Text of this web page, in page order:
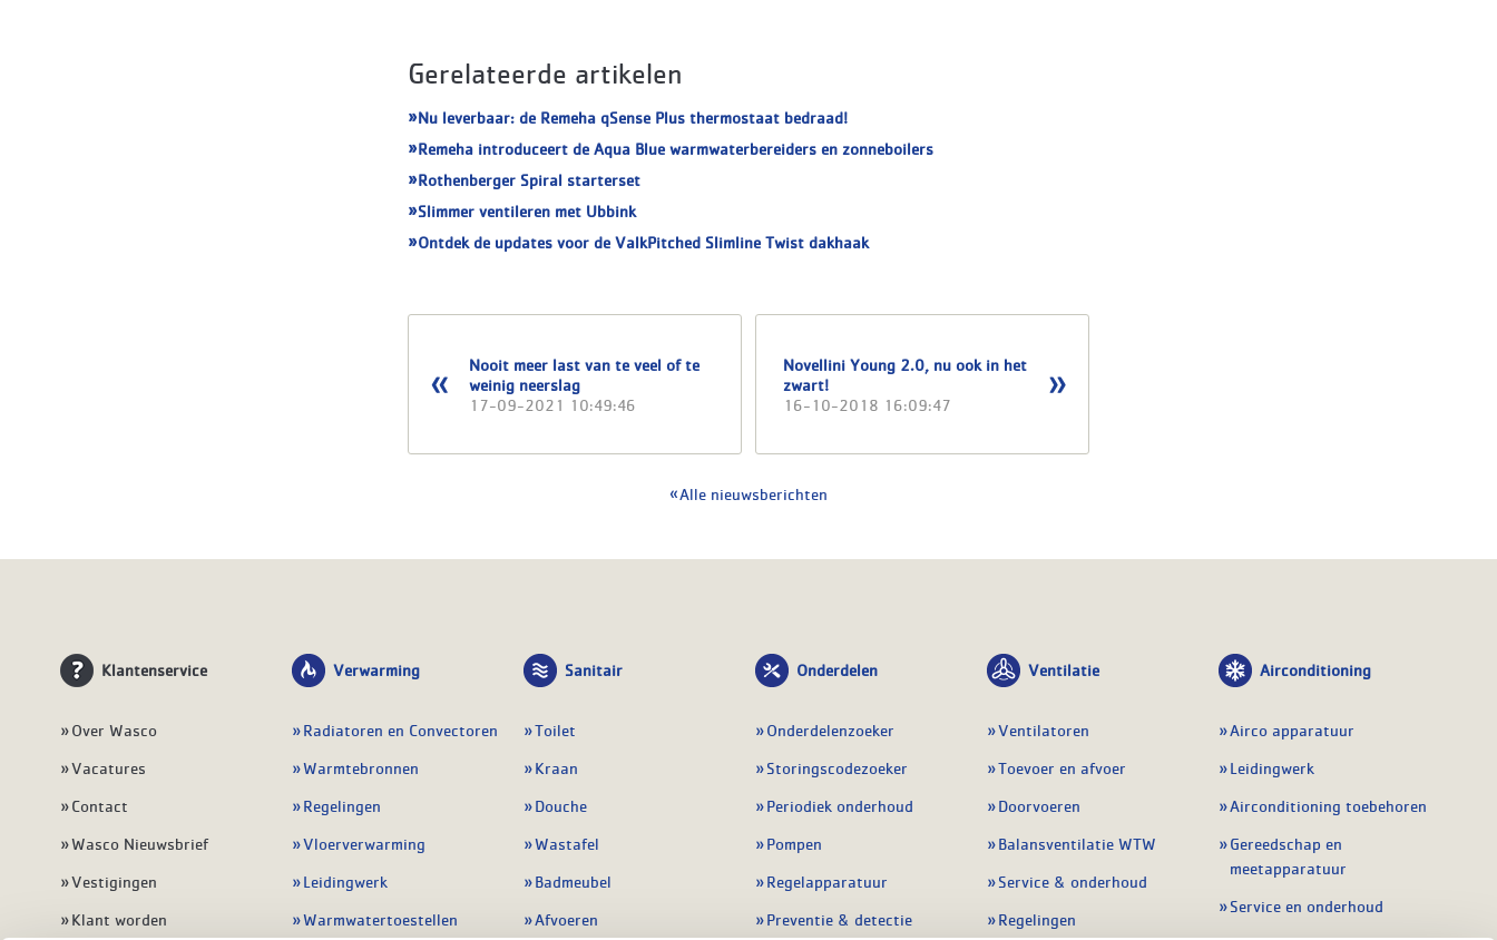
Gerelateerde artikelen
Nu leverbaar: de Remeha qSense Plus thermostaat bedraad!
Remeha introduceert de Aqua Blue warmwaterbereiders en zonneboilers
Rothenberger Spiral starterset
Slimmer ventileren met Ubbink
Ontdek de updates voor de ValkPitched Slimline Twist dakhaak
Nooit meer last van te veel of te
weinig neerslag
17-09-2021 10:49:46
Novellini Young 2.0, nu ook in het
zwart!
16-10-2018 16:09:47
Alle nieuwsberichten
Klantenservice
Over Wasco
Vacatures
Contact
Wasco Nieuwsbrief
Vestigingen
Klant worden
Verwarming
Radiatoren en Convectoren
Warmtebronnen
Regelingen
Vloerverwarming
Leidingwerk
Warmwatertoestellen
Sanitair
Toilet
Kraan
Douche
Wastafel
Badmeubel
Afvoeren
Onderdelen
Onderdelenzoeker
Storingscodezoeker
Periodiek onderhoud
Pompen
Regelapparatuur
Preventie & detectie
Ventilatie
Ventilatoren
Toevoer en afvoer
Doorvoeren
Balansventilatie WTW
Service & onderhoud
Regelingen
Airconditioning
Airco apparatuur
Leidingwerk
Airconditioning toebehoren
Gereedschap en
meetapparatuur
Service en onderhoud